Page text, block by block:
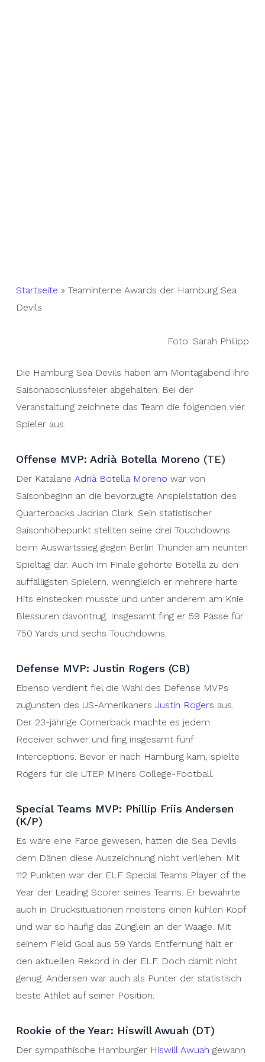
Startseite » Teaminterne Awards der Hamburg Sea
Devils
Foto: Sarah Philipp
Die Hamburg Sea Devils haben am Montagabend ihre
Saisonabschlussfeier abgehalten. Bei der
Veranstaltung zeichnete das Team die folgenden vier
Spieler aus.
Offense MVP: Adrià Botella Moreno (TE)
Der Katalane Adrià Botella Moreno war von
Saisonbeginn an die bevorzugte Anspielstation des
Quarterbacks Jadrian Clark. Sein statistischer
Saisonhöhepunkt stellten seine drei Touchdowns
beim Auswärtssieg gegen Berlin Thunder am neunten
Spieltag dar. Auch im Finale gehörte Botella zu den
auffälligsten Spielern, wenngleich er mehrere harte
Hits einstecken musste und unter anderem am Knie
Blessuren davontrug. Insgesamt fing er 59 Pässe für
750 Yards und sechs Touchdowns.
Defense MVP: Justin Rogers (CB)
Ebenso verdient fiel die Wahl des Defense MVPs
zugunsten des US-Amerikaners Justin Rogers aus.
Der 23-jährige Cornerback machte es jedem
Receiver schwer und fing insgesamt fünf
Interceptions. Bevor er nach Hamburg kam, spielte
Rogers für die UTEP Miners College-Football.
Special Teams MVP: Phillip Friis Andersen
(K/P)
Es wäre eine Farce gewesen, hätten die Sea Devils
dem Dänen diese Auszeichnung nicht verliehen. Mit
112 Punkten war der ELF Special Teams Player of the
Year der Leading Scorer seines Teams. Er bewahrte
auch in Drucksituationen meistens einen kühlen Kopf
und war so häufig das Zünglein an der Waage. Mit
seinem Field Goal aus 59 Yards Entfernung hält er
den aktuellen Rekord in der ELF. Doch damit nicht
genug. Andersen war auch als Punter der statistisch
beste Athlet auf seiner Position.
Rookie of the Year: Hiswill Awuah (DT)
Der sympathische Hamburger Hiswill Awuah gewann